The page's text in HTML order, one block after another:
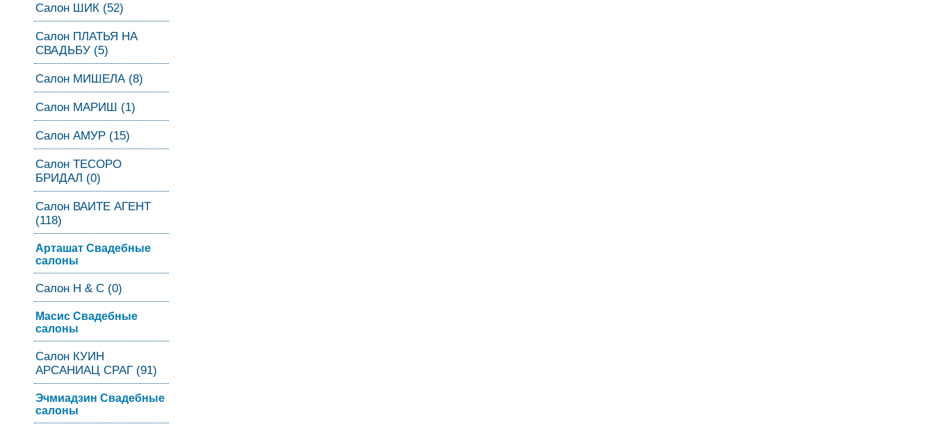
Салон ШИК (52)
Салон ПЛАТЬЯ НА
СВАДЬБУ (5)
Салон МИШЕЛА (8)
Салон МАРИШ (1)
Салон АМУР (15)
Салон ТЕСОРО
БРИДАЛ (0)
Салон ВАИТЕ АГЕНТ
(118)
Арташат Свадебные
салоны
Салон Н & С (0)
Масис Свадебные
салоны
Салон КУИН
АРСАНИАЦ СРАГ (91)
Эчмиадзин Свадебные
салоны